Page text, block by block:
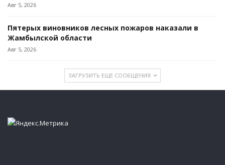
Авг 5, 2026
Пятерых виновников лесных пожаров наказали в
Жамбылской области
Авг 5, 2026
ЗАГРУЗИТЬ ЕЩЕ СООБЩЕНИЯ